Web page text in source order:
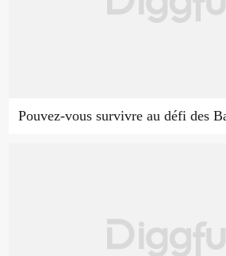
Pouvez-vous survivre au défi des